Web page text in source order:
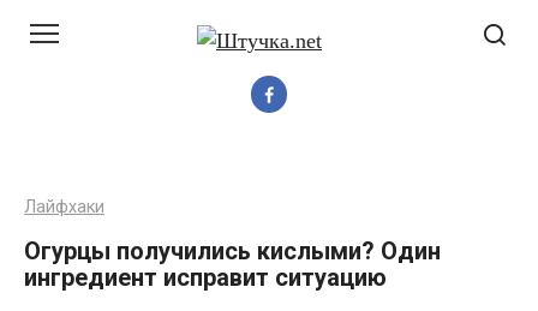
Лайфхаки
Огурцы получились кислыми? Один
ингредиент исправит ситуацию